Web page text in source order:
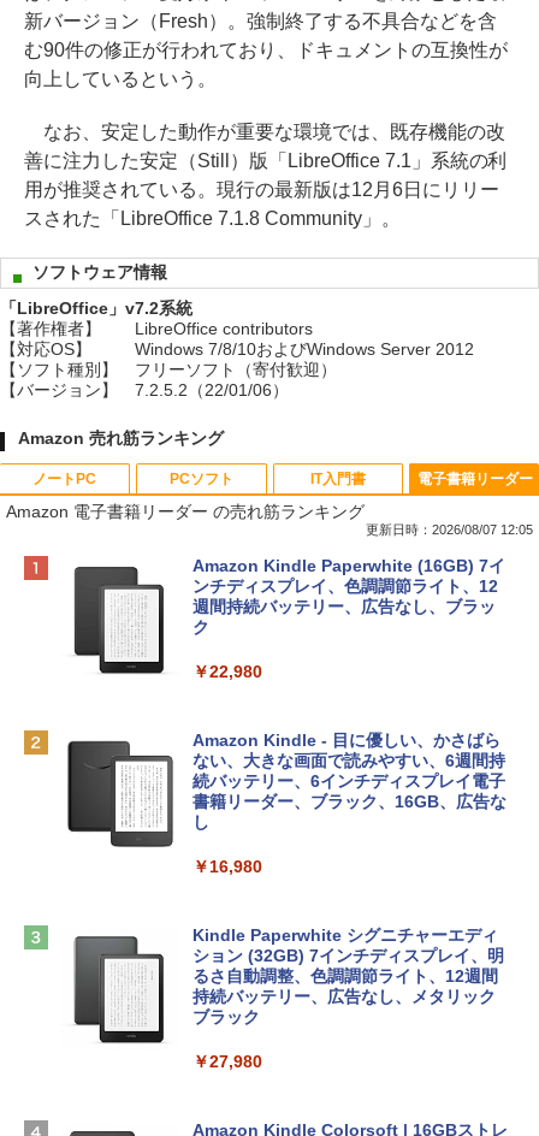
新バージョン（Fresh）。強制終了する不具合などを含
む90件の修正が行われており、ドキュメントの互換性が
向上しているという。
なお、安定した動作が重要な環境では、既存機能の改
善に注力した安定（Still）版「LibreOffice 7.1」系統の利
用が推奨されている。現行の最新版は12月6日にリリー
スされた「LibreOffice 7.1.8 Community」。
ソフトウェア情報
「LibreOffice」v7.2系統
【著作権者】
LibreOffice contributors
【対応OS】
Windows 7/8/10およびWindows Server 2012
【ソフト種別】
フリーソフト（寄付歓迎）
【バージョン】
7.2.5.2（22/01/06）
Amazon 売れ筋ランキング
ノートPC
Apple 2026 MacBook Neo A18 Proチッ
プ搭載13インチノートブック：AIとAppl
e Intelligence、Liquid Retinaディスプ
レイ、8GBメモリ、512GB SSD、1080p
ィゴ + 3年延長 AppleCare+ for 13インチ
￥162,598
tomtoc 360°保護 15.6 16インチ パソコ
ンケース Dell NEC Lavie ASUS HP dyna
Apple 2026 MacBook Air M5チップ搭載
13インチノートブック：AIとApple Intell
igence、13.6インチLiquid Retinaディ
スプレイ、24GBユニファイドメモリ、1
ームカメラ、日本語キーボード、Touch I
￥298,901
PCソフト
Robloxギフトカード - 800 Robux 【限
定バーチャルアイテムを含む】 【オンラ
インゲームコード】 ロブロックス | オン
ラインコード版
￥1,300
Microsoft Office Home & Business 202
4(最新 永続版)|オンラインコード版|Wind
ows11、10/mac対応|PC2台
￥39,582
インゲームコード】 ロブロックス | オン
ラインコード版
￥3,200
Robloxギフトカード - 1000 Robux 【限
ラインコード版
IT入門書
生成AIパスポート公式テキスト 第４版
￥1,766
出す プロンプトの言葉 AI画像生成シリー
ズ (はぴーイラストLabo)
￥480
ClaudeCode いちばんやさしい 教科書:
にもKindle出版にも！ 非エンジニアのた
めのAIコーディング入門シリーズ
￥99
1冊ですべて身につくHTML & CSSとWe
￥2,326
電子書籍リーダー
Amazon 電子書籍リーダー の売れ筋ランキング
更新日時：2026/08/07 12:05
Amazon Kindle Paperwhite (16GB) 7イ
ンチディスプレイ、色調調節ライト、12
週間持続バッテリー、広告なし、ブラッ
ク
￥22,980
Amazon Kindle - 目に優しい、かさばら
ない、大きな画面で読みやすい、6週間持
続バッテリー、6インチディスプレイ電子
書籍リーダー、ブラック、16GB、広告な
し
￥16,980
Kindle Paperwhite シグニチャーエディ
ション (32GB) 7インチディスプレイ、明
るさ自動調整、色調調節ライト、12週間
持続バッテリー、広告なし、メタリック
ブラック
￥27,980
Amazon Kindle Colorsoft | 16GBストレ